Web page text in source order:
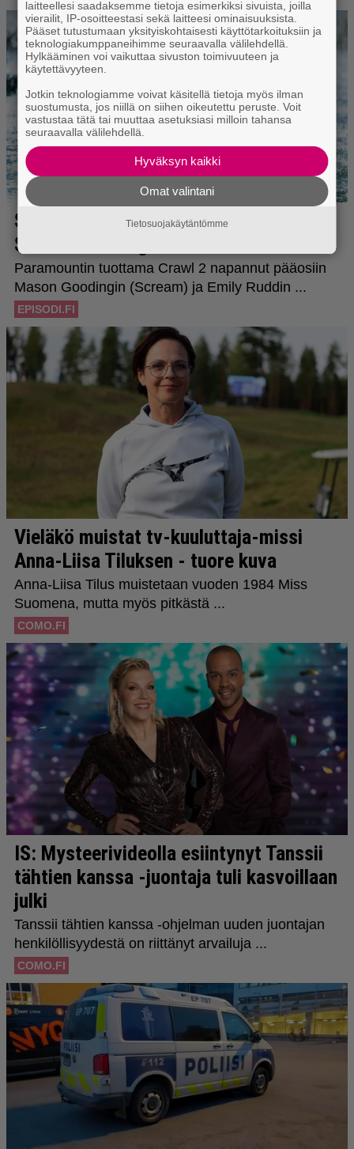
laitteellesi saadaksemme tietoja esimerkiksi sivuista, joilla
vierailit, IP-osoitteestasi sekä laitteesi ominaisuuksista.
Pääset tutustumaan yksityiskohtaisesti käyttötarkoituksiin ja
teknologiakumppaneihimme seuraavalla välilehdellä.
Hylkääminen voi vaikuttaa sivuston toimivuuteen ja
käytettävyyteen.
Jotkin teknologiamme voivat käsitellä tietoja myös ilman
suostumusta, jos niillä on siihen oikeutettu peruste. Voit
vastustaa tätä tai muuttaa asetuksiasi milloin tahansa
seuraavalla välilehdellä.
Hyväksyn kaikki
Omat valintani
Tietosuojakäytäntömme